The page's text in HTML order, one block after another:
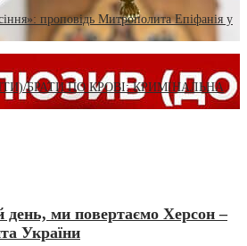
проповідь Митрополита Епіфанія у
БРАТИ ПО КРОВІ: КРИМІНАЛЬНА
день, ми повертаємо Херсон –
України